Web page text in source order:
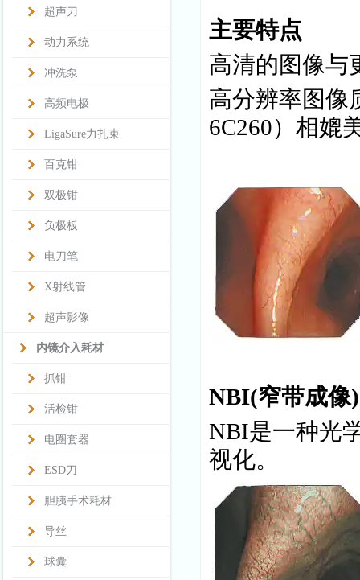
超声刀
动力系统
冲洗泵
高频电极
LigaSure力扎束
百克钳
双极钳
负极板
电刀笔
X射线管
超声影像
内镜介入耗材
抓钳
活检钳
电圈套器
ESD刀
胆胰手术耗材
导丝
球囊
主要特点
高清的图像与
高分辨率图像
6C260）相媲
NBI(窄带成像)
NBI是一种光
视化。